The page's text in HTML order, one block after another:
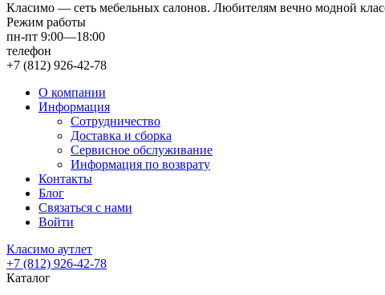
Класимо — cеть мебельных салонов. Любителям вечно модной
Режим работы
пн-пт 9:00—18:00
телефон
+7 (812) 926-42-78
О компании
Информация
Сотрудничество
Доставка и сборка
Сервисное обслуживание
Информация по возврату
Контакты
Блог
Связаться с нами
Войти
Класимо аутлет
+7 (812) 926-42-78
Каталог